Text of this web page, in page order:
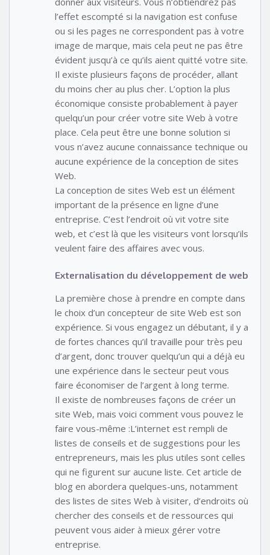
l’effet escompté si la navigation est confuse
ou si les pages ne correspondent pas à votre
image de marque, mais cela peut ne pas être
évident jusqu’à ce qu’ils aient quitté votre site.
Il existe plusieurs façons de procéder, allant
du moins cher au plus cher. L’option la plus
économique consiste probablement à payer
quelqu’un pour créer votre site Web à votre
place. Cela peut être une bonne solution si
vous n’avez aucune connaissance technique ou
aucune expérience de la conception de sites
Web.
La conception de sites Web est un élément
important de la présence en ligne d’une
entreprise. C’est l’endroit où vit votre site
web, et c’est là que les visiteurs vont lorsqu’ils
veulent faire des affaires avec vous.
Externalisation du développement de web
La première chose à prendre en compte dans
le choix d’un concepteur de site Web est son
expérience. Si vous engagez un débutant, il y a
de fortes chances qu’il travaille pour très peu
d’argent, donc trouver quelqu’un qui a déjà eu
une expérience dans le secteur peut vous
faire économiser de l’argent à long terme.
Il existe de nombreuses façons de créer un
site Web, mais voici comment vous pouvez le
faire vous-même :L’internet est rempli de
listes de conseils et de suggestions pour les
entrepreneurs, mais les plus utiles sont celles
qui ne figurent sur aucune liste. Cet article de
blog en abordera quelques-uns, notamment
des listes de sites Web à visiter, d’endroits où
chercher des conseils et de ressources qui
peuvent vous aider à mieux gérer votre
entreprise.